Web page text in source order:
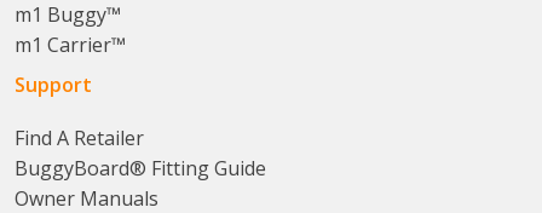
m1 Buggy™
m1 Carrier™
Support
Find A Retailer
BuggyBoard® Fitting Guide
Owner Manuals